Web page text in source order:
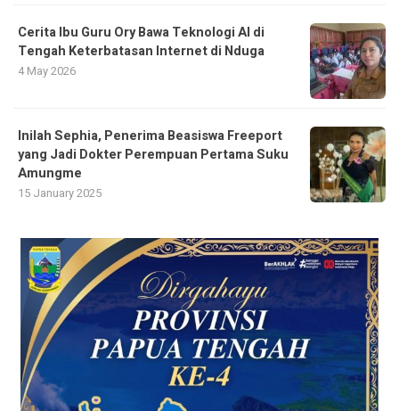
Cerita Ibu Guru Ory Bawa Teknologi AI di
Tengah Keterbatasan Internet di Nduga
4 May 2026
Inilah Sephia, Penerima Beasiswa Freeport
yang Jadi Dokter Perempuan Pertama Suku
Amungme
15 January 2025